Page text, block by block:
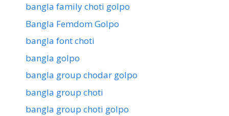
bangla family choti golpo
Bangla Femdom Golpo
bangla font choti
bangla golpo
bangla group chodar golpo
bangla group choti
bangla group choti golpo